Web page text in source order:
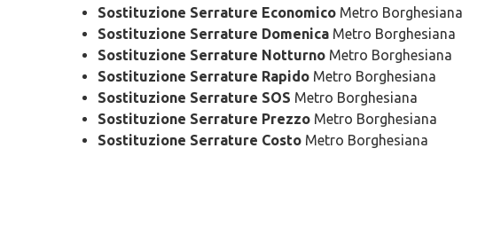
Sostituzione Serrature Economico Metro Borghesiana
Sostituzione Serrature Domenica Metro Borghesiana
Sostituzione Serrature Notturno Metro Borghesiana
Sostituzione Serrature Rapido Metro Borghesiana
Sostituzione Serrature SOS Metro Borghesiana
Sostituzione Serrature Prezzo Metro Borghesiana
Sostituzione Serrature Costo Metro Borghesiana